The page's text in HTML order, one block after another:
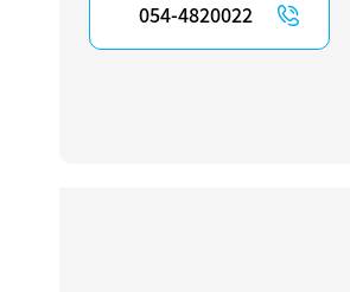
054-4820022